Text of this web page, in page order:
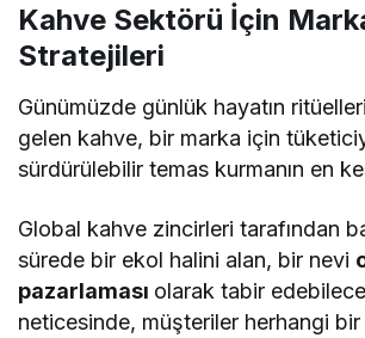
Kahve Sektörü İçin
Stratejileri
Günümüzde günlük hayatın
gelen kahve, bir marka için
sürdürülebilir temas kurmanın en
Global kahve zincirleri tarafından
sürede bir ekol halini alan, bir nevi
pazarlaması olarak tabir
neticesinde, müşteriler herhangi bir